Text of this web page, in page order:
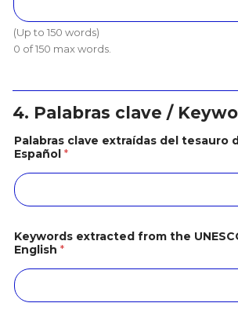
(Up to 150 words)
0 of 150 max words.
4. Palabras clave /
Palabras clave extraídas del tesauro
Español *
Keywords extracted from the
English *